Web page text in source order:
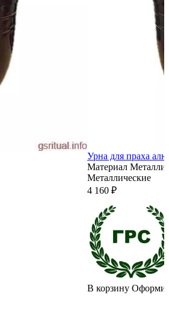
Урна для праха
Материал
Металлические
4 160 ₽
В корзину